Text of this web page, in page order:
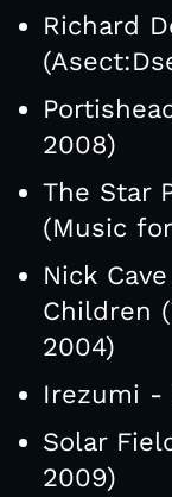
Richard
2008)
The Star
(Music
Nick
Children
2004)
Irezumi -
Solar
2009)